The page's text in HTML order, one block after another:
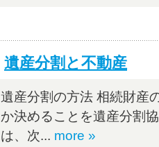
遺産分割と不動産
遺産分割の方法 相続財産
か決めることを遺産分割
は、次... more »